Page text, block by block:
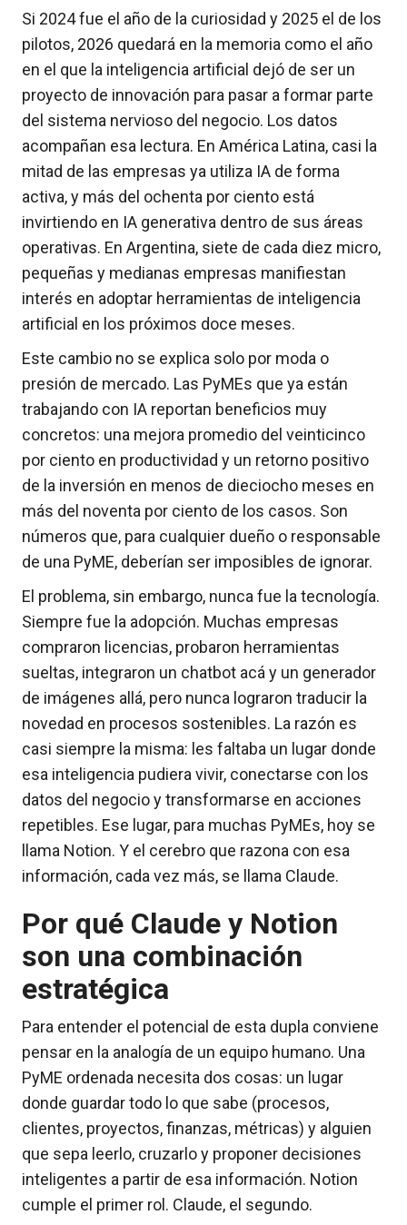
Si 2024 fue el año de la curiosidad y 2025 el de los
pilotos, 2026 quedará en la memoria como el año
en el que la inteligencia artificial dejó de ser un
proyecto de innovación para pasar a formar parte
del sistema nervioso del negocio. Los datos
acompañan esa lectura. En América Latina, casi la
mitad de las empresas ya utiliza IA de forma
activa, y más del ochenta por ciento está
invirtiendo en IA generativa dentro de sus áreas
operativas. En Argentina, siete de cada diez micro,
pequeñas y medianas empresas manifiestan
interés en adoptar herramientas de inteligencia
artificial en los próximos doce meses.
Este cambio no se explica solo por moda o
presión de mercado. Las PyMEs que ya están
trabajando con IA reportan beneficios muy
concretos: una mejora promedio del veinticinco
por ciento en productividad y un retorno positivo
de la inversión en menos de dieciocho meses en
más del noventa por ciento de los casos. Son
números que, para cualquier dueño o responsable
de una PyME, deberían ser imposibles de ignorar.
El problema, sin embargo, nunca fue la tecnología.
Siempre fue la adopción. Muchas empresas
compraron licencias, probaron herramientas
sueltas, integraron un chatbot acá y un generador
de imágenes allá, pero nunca lograron traducir la
novedad en procesos sostenibles. La razón es
casi siempre la misma: les faltaba un lugar donde
esa inteligencia pudiera vivir, conectarse con los
datos del negocio y transformarse en acciones
repetibles. Ese lugar, para muchas PyMEs, hoy se
llama Notion. Y el cerebro que razona con esa
información, cada vez más, se llama Claude.
Por qué Claude y Notion
son una combinación
estratégica
Para entender el potencial de esta dupla conviene
pensar en la analogía de un equipo humano. Una
PyME ordenada necesita dos cosas: un lugar
donde guardar todo lo que sabe (procesos,
clientes, proyectos, finanzas, métricas) y alguien
que sepa leerlo, cruzarlo y proponer decisiones
inteligentes a partir de esa información. Notion
cumple el primer rol. Claude, el segundo.